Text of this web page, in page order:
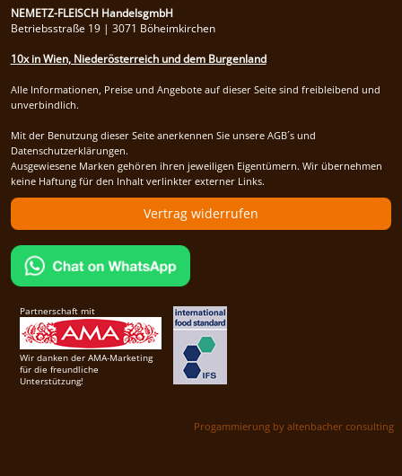
NEMETZ-FLEISCH HandelsgmbH
Betriebsstraße 19 | 3071 Böheimkirchen
10x in Wien, Niederösterreich und dem Burgenland
Alle Informationen, Preise und Angebote auf dieser Seite sind freibleibend und
unverbindlich.
Mit der Benutzung dieser Seite anerkennen Sie unsere AGB´s und
Datenschutzerklärungen.
Ausgewiesene Marken gehören ihren jeweiligen Eigentümern. Wir übernehmen
keine Haftung für den Inhalt verlinkter externer Links.
Vertrag widerrufen
Partnerschaft mit
Wir danken der AMA-Marketing
für die freundliche
Unterstützung!
Progammierung by altenbacher consulting